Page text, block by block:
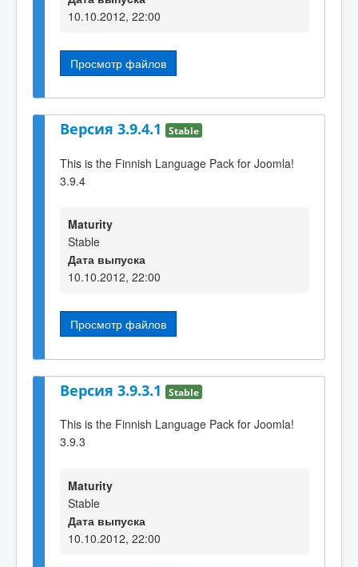
10.10.2012, 22:00
Просмотр файлов
Версия 3.9.4.1 Stable
This is the Finnish Language Pack for Joomla!
3.9.4
Maturity
Stable
Дата выпуска
10.10.2012, 22:00
Просмотр файлов
Версия 3.9.3.1 Stable
This is the Finnish Language Pack for Joomla!
3.9.3
Maturity
Stable
Дата выпуска
10.10.2012, 22:00